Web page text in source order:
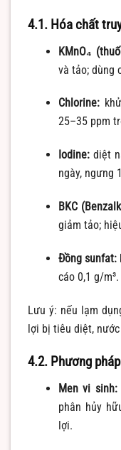
4.1. Hóa chất
KMnO₄
và tảo; dùng
Chlorine:khử
25–35 ppm
Iodine:diệt
ngày, ngưng
BKC
giảm tảo;
Đồng sunfat:
cáo 0,1 g/m³.
Lưu ý: nếu lạm
lợi bị tiêu diệt,
4.2. Phương
Men vi sinh:
phân hủy
lợi.